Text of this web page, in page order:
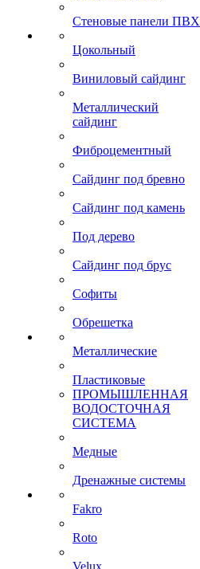
Стеновые панели ПВХ
Цокольный
Виниловый сайдинг
Металлический
сайдинг
Фиброцементный
Сайдинг под бревно
Сайдинг под камень
Под дерево
Сайдинг под брус
Софиты
Обрешетка
Металлические
Пластиковые
ПРОМЫШЛЕННАЯ
ВОДОСТОЧНАЯ
СИСТЕМА
Медные
Дренажные системы
Fakro
Roto
Velux